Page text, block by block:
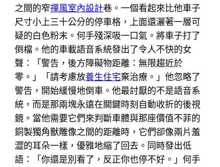
之間的窄禪風室內設計巷。一個看起來比他車子
尺寸小上三十公分的停車格，上面還灑著一層可
疑的白色粉末。何手殘深吸一口氣。將車子打了
倒檔。他的車載語音系統發出了令人不快的女
聲：「警告，後方障礙物距離：無限趨近於
零。」「請考慮放養生住宅棄治療。」他忽略了
警告，開始緩慢地倒車。他最討厭的不是語音系
統，而是那兩塊永遠在關鍵時刻自動收折的後視
鏡。當他需要它們來判斷車體與那座價值不菲的
銅製獨角獸雕像之間的距離時，它們卻像兩片羞
澀的耳朵一樣，優雅地縮了回去。同時發出低
語：「你還是別看了，反正你也停不好。」何手